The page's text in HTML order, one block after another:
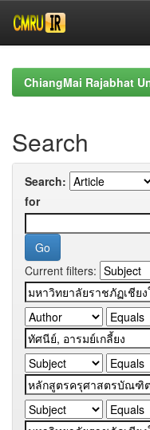
navigationChiangMai Rajabhat
Search
Search:
for
Current filters: